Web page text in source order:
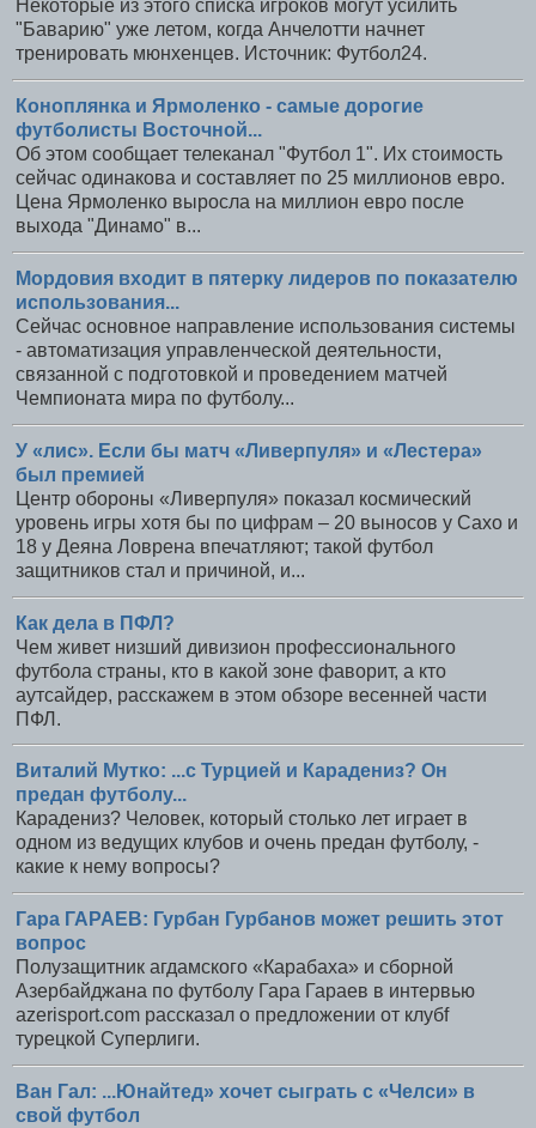
Некоторые из этого списка игроков могут усилить
"Баварию" уже летом, когда Анчелотти начнет
тренировать мюнхенцев. Источник: Футбол24.
Коноплянка и Ярмоленко - самые дорогие
футболисты Восточной...
Об этом сообщает телеканал "Футбол 1". Их стоимость
сейчас одинакова и составляет по 25 миллионов евро.
Цена Ярмоленко выросла на миллион евро после
выхода "Динамо" в...
Мордовия входит в пятерку лидеров по показателю
использования...
Сейчас основное направление использования системы
- автоматизация управленческой деятельности,
связанной с подготовкой и проведением матчей
Чемпионата мира по футболу...
У «лис». Если бы матч «Ливерпуля» и «Лестера»
был премией
Центр обороны «Ливерпуля» показал космический
уровень игры хотя бы по цифрам – 20 выносов у Сахо и
18 у Деяна Ловрена впечатляют; такой футбол
защитников стал и причиной, и...
Как дела в ПФЛ?
Чем живет низший дивизион профессионального
футбола страны, кто в какой зоне фаворит, а кто
аутсайдер, расскажем в этом обзоре весенней части
ПФЛ.
Виталий Мутко: ...с Турцией и Карадениз? Он
предан футболу...
Карадениз? Человек, который столько лет играет в
одном из ведущих клубов и очень предан футболу, -
какие к нему вопросы?
Гара ГАРАЕВ: Гурбан Гурбанов может решить этот
вопрос
Полузащитник агдамского «Карабаха» и сборной
Азербайджана по футболу Гара Гараев в интервью
azerisport.com рассказал о предложении от клубf
турецкой Суперлиги.
Ван Гал: ...Юнайтед» хочет сыграть с «Челси» в
свой футбол